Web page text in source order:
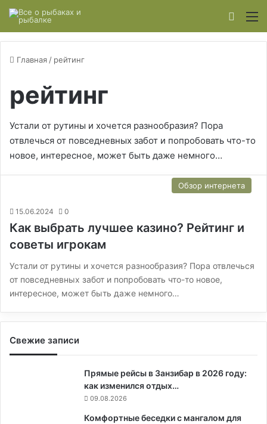
Главная / рейтинг
рейтинг
Устали от рутины и хочется разнообразия? Пора
отвлечься от повседневных забот и попробовать что-то
новое, интересное, может быть даже немного…
Обзор интернета
15.06.2024 0
Как выбрать лучшее казино? Рейтинг и
советы игрокам
Устали от рутины и хочется разнообразия? Пора отвлечься
от повседневных забот и попробовать что-то новое,
интересное, может быть даже немного…
Свежие записи
Прямые рейсы в Занзибар в 2026 году:
как изменился отдых…
09.08.2026
Комфортные беседки с мангалом для